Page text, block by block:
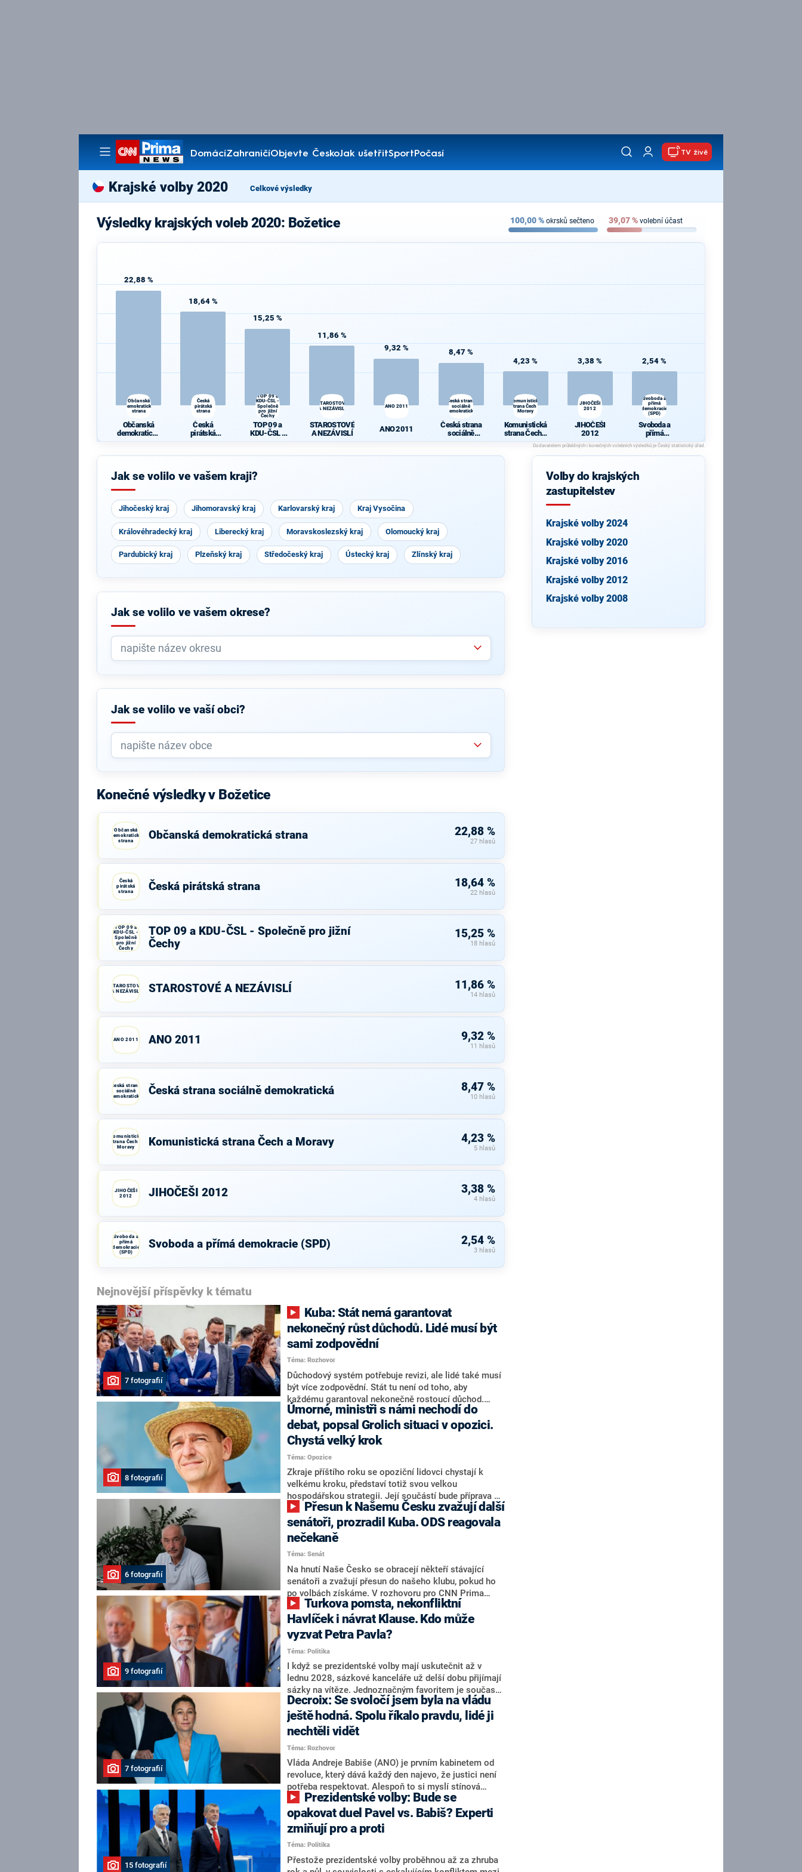
DomácíZahraničíObjevte ČeskoJak ušetřitSportPočasí
Pořady
TV živě
Krajské volby 2020 Celkové výsledky
Výsledky krajských voleb 2020: Božetice 100,00% okrsků sečteno 39,07% volební účast
22,88 %
Občanská
demokratická
strana
Občanská
demokratická
18,64 %
Česká
pirátská
strana
Česká
pirátská
15,25 %
TOP 09 a
KDU-ČSL -
Společně
pro jižní
Čechy
TOP 09 a
KDU-ČSL -
11,86 %
STAROSTOVÉ
A NEZÁVISLÍ
STAROSTOVÉ
A NEZÁVISLÍ
9,32 %
ANO 2011
ANO 2011
8,47 %
Česká strana
sociálně
demokratická
Česká strana
sociálně
demokratická
4,23 %
Komunistická
strana Čech a
Moravy
Komunistická
strana Čech a
Moravy
3,38 %
JIHOČEŠI
2012
JIHOČEŠI
2012
2,54 %
Svoboda a
přímá
demokracie
(SPD)
Svoboda a
přímá
demokracie
(SPD)
Jak se volilo ve vašem kraji?
Jihočeský kraj Jihomoravský kraj Karlovarský kraj Kraj Vysočina
Královéhradecký kraj Liberecký kraj Moravskoslezský kraj Olomoucký kraj
Pardubický kraj Plzeňský kraj Středočeský kraj Ústecký kraj Zlínský kraj
Jak se volilo ve vašem okrese?
Jak se volilo ve vaší obci?
Konečné výsledky v Božetice
Občanská
demokratická
strana
Občanská demokratická strana 22,88 %
27 hlasů
Česká
pirátská
strana
Česká pirátská strana 18,64 %
22 hlasů
TOP 09 a
KDU-ČSL -
Společně
pro jižní
Čechy
TOP 09 a KDU-ČSL - Společně pro jižní
Čechy
15,25 %
18 hlasů
STAROSTOVÉ
A NEZÁVISLÍ
STAROSTOVÉ A NEZÁVISLÍ 11,86 %
14 hlasů
ANO 2011 ANO 2011 9,32 %
11 hlasů
Česká strana
sociálně
demokratická
Česká strana sociálně demokratická 8,47 %
10 hlasů
Komunistická
strana Čech a
Moravy
Komunistická strana Čech a Moravy 4,23 %
5 hlasů
JIHOČEŠI
2012
JIHOČEŠI 2012 3,38 %
4 hlasů
Svoboda a
přímá
demokracie
(SPD)
Svoboda a přímá demokracie (SPD) 2,54 %
3 hlasů
Nejnovější příspěvky k tématu
7 fotografií
nekonečný růst důchodů. Lidé musí být
sami zodpovědní
Téma: Rozhovor
Důchodový systém potřebuje revizi, ale lidé také musí
být více zodpovědní. Stát tu není od toho, aby
každému garantoval nekonečně rostoucí důchod.
Chybí tu nový systém a my ho představíme,řekl
hejtman Jihočeského kraje a předseda hnutí Naše
Česko Martin Kuba v rozhovoru pro CNN Prima NEWS.
V čele státu pak podle něj nemůže být člověk, který by
střetem zájmů omezoval čerpání financí a rozvoj,
dodal. Řešení u Andreje Babiše ale hodnotit nechtěl.
8 fotografií
Úmorné, ministři s námi nechodí do
debat, popsal Grolich situaci v opozici.
Chystá velký krok
Téma: Opozice
Zkraje příštího roku se opoziční lidovci chystají k
velkému kroku, představí totiž svou velkou
hospodářskou strategii. Její součástí bude příprava na
stárnutí populace, řekl ve středu na setkání s novináři
nový předseda lidovců Jan Grolich. Ten zároveň v
senátních volbách kandiduje ve Vyškově. Popsal i
aktivitu opozice, o níž vládní strany nebo političtí
komentátoři mluví jako o slabé a v defenzivě. „Je to
úmorná práce upozorňovat na chyby vlády. Ministři s
námi navíc nechodí do debat. Chceme ale ukazovat
svoje témata,“ odpověděl Grolich na dotaz CNN Prima
NEWS.
6 fotografií
senátoři, prozradil Kuba. ODS reagovala
nečekaně
Téma: Senát
Na hnutí Naše Česko se obracejí někteří stávající
senátoři a zvažují přesun do našeho klubu, pokud ho
po volbách získáme. V rozhovoru pro CNN Prima
NEWS to řekl zakladatel hnutí a jihočeský hejtman
Martin Kuba. Konkrétní nebyl, ale získat by takto mohl
například senátora Zdeňka Hrabu, který je dnes
součástí klubu ODS a TOP 09. Hraba to na dotaz
redakce nevyloučil. Předseda klubu senátorů ODS
Zdeněk Nytra redakci řekl, že počítá s odchodem
některých senátorů z klubu a že Naše Česko není
nepřítel, ale soupeř.
9 fotografií
Havlíček i návrat Klause. Kdo může
vyzvat Petra Pavla?
Téma: Politika
I když se prezidentské volby mají uskutečnit až v
lednu 2028, sázkové kanceláře už delší dobu přijímají
sázky na vítěze. Jednoznačným favoritem je současná
hlava státu Petr Pavel. Daleko za ním pak bookmakeři
zmiňují dva výrazné politiky ANO, tedy premiéra
Andreje Babiše a ministra průmyslu Karla Havlíčka.
Oblíbeným tipem samotných sázkařů je poslanec za
Motoristy Filip Turek. Politolog Jan Kubáček nicméně
o případné kandidatuře kohokoliv ze zmíněné trojice
značně pochybuje. Podle něj současná koalice dosud
nemá osobu, která by Pavlovi mohla konkurovat.
7 fotografií
Decroix: Se svoločí jsem byla na vládu
ještě hodná. Spolu říkalo pravdu, lidé ji
nechtěli vidět
Téma: Rozhovor
Vláda Andreje Babiše (ANO) je prvním kabinetem od
revoluce, který dává každý den najevo, že justici není
potřeba respektovat. Alespoň to si myslí stínová
ministryně spravedlnosti ODS Eva Decroix. V
rozhovoru pro CNN Prima NEWS si nebrala servítky
ohledně politického výkonu svého nástupce Jeronýma
Tejce (za ANO) či vládní zmocněnkyně pro lidská
práva Taťány Malé (ANO). Označením „svoloč“ na
adresu vlády prý byla ještě hodná. Decroix se také
15 fotografií
opakovat duel Pavel vs. Babiš? Experti
zmiňují pro a proti
Téma: Politika
Přestože prezidentské volby proběhnou až za zhruba
Volby do krajských
zastupitelstev
Krajské volby 2024
Krajské volby 2020
Krajské volby 2016
Krajské volby 2012
Krajské volby 2008